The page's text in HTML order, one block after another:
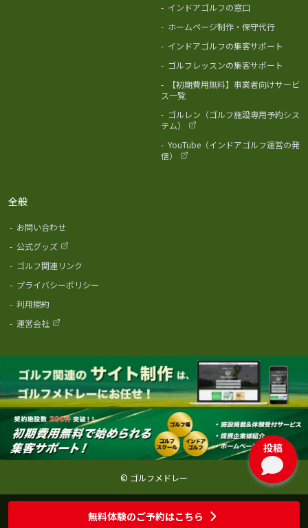
投稿
無料体験のご予約はこちら
- インドアゴルフの窓口
- ホームページ制作・保守代行
- インドアゴルフの集客サポート
- ゴルフレッスンの集客サポート
-
【初期費用無料】事業者向けサービ
ス一覧
- ゴルレン（ゴルフ施設専用予約シス
テム）
- YouTube（インドアゴルフ運営の発
信）
全般
- お問い合わせ
- 公式グッズ
- ゴルフ関連リンク
- プライバシーポリシー
- 利用規約
- 運営会社
© ゴルフメドレー